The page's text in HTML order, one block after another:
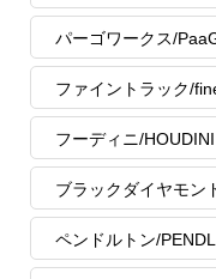
パーゴワークス/
ファイントラック/
フーディニ/HOUDINI
ブラックダイヤモン
ペンドルトン/